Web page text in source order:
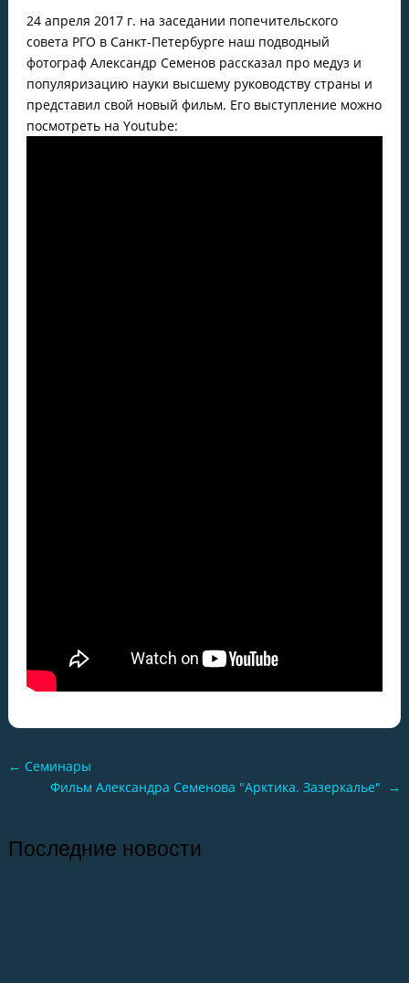
24 апреля 2017 г. на заседании попечительского
совета РГО в Санкт-Петербурге наш подводный
фотограф Александр Семенов рассказал про медуз и
популяризацию науки высшему руководству страны и
представил свой новый фильм. Его выступление можно
посмотреть на Youtubе:
← Семинары
Фильм Александра Семенова "Арктика. Зазеркалье" →
Последние новости